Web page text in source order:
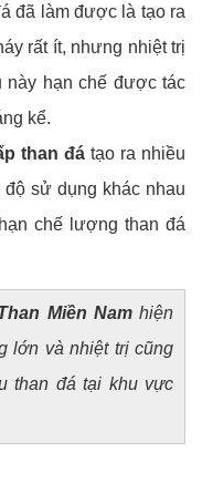
đã làm được là tạo ra
rất ít, nhưng nhiệt trị
này hạn chế được tác
kể.
than đá tạo ra nhiều
sử dụng khác nhau
chế lượng than đá
Miền Namhiện
lớn và nhiệt trị cũng
than đá tại khu vực